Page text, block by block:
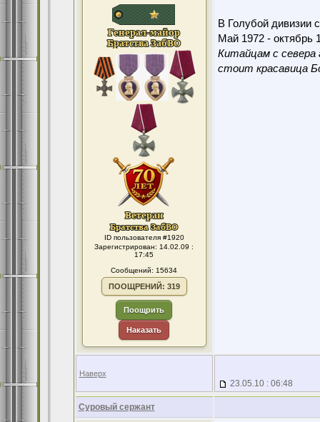
ID пользователя #1920
Зарегистрирован: 14.02.09 :
17:45
Сообщений: 15634
ПООЩРЕНИЙ: 319
Поощрить
Наказать
В Голубой дивизии
Май 1972 - октябрь
Китайцам с севера
стоит красавица
Наверх
23.05.10 : 06:48
Суровый сержант